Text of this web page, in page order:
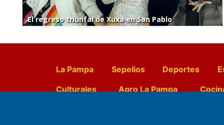
El regreso triunfal de Xuxa en San Pablo
La Pampa Sepelios Deportes
Culturales
Agro La Pampa